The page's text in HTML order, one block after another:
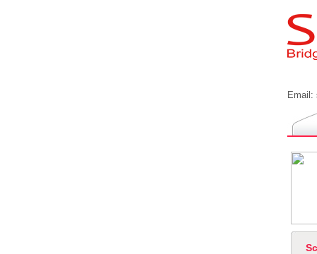
Email: